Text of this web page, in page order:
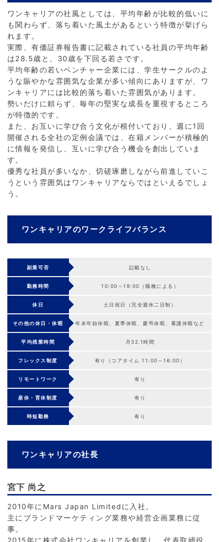
ワンキャリアの社風としては、平均年齢が比較的低いに
も関わらず、落ち着いた風土があるという特徴が挙げら
れます。
実際、有価証券報告書に記載されている社員の平均年齢
は28.5歳と、30歳を下回る若さです。
平均年齢の若いベンチャー企業には、学生サークルのよ
うな賑やかな雰囲気な企業が多い傾向にありますが、ワ
ンキャリアには比較的落ち着いた雰囲気があります。
勢いだけに頼らず、毎年の堅実な成長を重視するところ
が特徴的です。
また、お互いに学び合う文化が根付いており、週に1回
開催される全社の定例会議では、在籍メンバーが積極的
に情報を発信し、互いに学び合う機会を創出していま
す。
優秀な社員が多いなか、切磋琢磨しながら前進していこ
うという雰囲気はワンキャリアならではといえるでしょ
う。
ワンキャリアのワークライフバランス
副業可否 記載なし
勤務時間 10:00～19:00（職種による）
休日 土日祝日（完全週休二日制）
その他の休日・休暇 年末年始休暇、夏季休暇、慶弔休暇、看護休暇など
平均残業時間 月32.1時間
フレックス制度 有り（コアタイム 11:00～16:00）
リモートワーク 有り
産休・育休制度 有り
時短勤務 有り
ワンキャリアの社長
宮下 尚之
2010年にMars Japan Limitedに入社。
主にブランドマーケティング業務や経営企画業務に従
事。